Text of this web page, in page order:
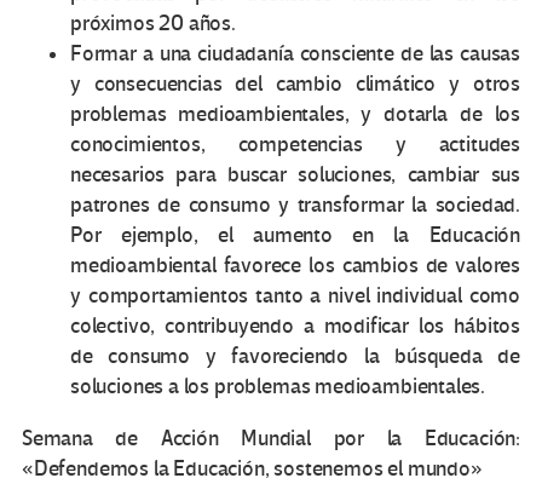
próximos 20 años.
Formar a una ciudadanía consciente de las causas
y consecuencias del cambio climático y otros
problemas medioambientales, y dotarla de los
conocimientos, competencias y actitudes
necesarios para buscar soluciones, cambiar sus
patrones de consumo y transformar la sociedad.
Por ejemplo, el aumento en la Educación
medioambiental favorece los cambios de valores
y comportamientos tanto a nivel individual como
colectivo, contribuyendo a modificar los hábitos
de consumo y favoreciendo la búsqueda de
soluciones a los problemas medioambientales.
Semana de Acción Mundial por la Educación:
«Defendemos la Educación, sostenemos el mundo»